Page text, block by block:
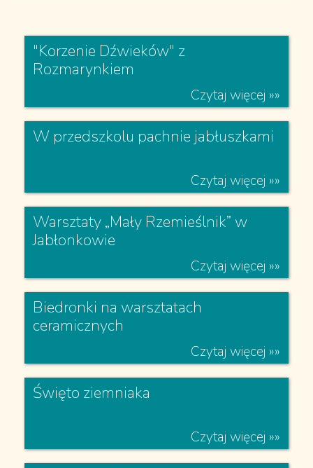
"Korzenie Dźwieków" z
Rozmarynkiem
Czytaj więcej »»
W przedszkolu pachnie jabłuszkami
Czytaj więcej »»
Warsztaty „Mały Rzemieślnik” w
Jabłonkowie
Czytaj więcej »»
Biedronki na warsztatach
ceramicznych
Czytaj więcej »»
Czytaj więcej »»